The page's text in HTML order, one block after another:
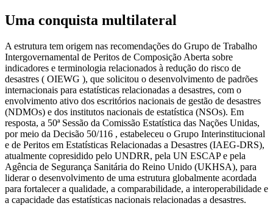
Uma conquista multilateral
A estrutura tem origem nas recomendações do Grupo de Trabalho
Intergovernamental de Peritos de Composição Aberta sobre
indicadores e terminologia relacionados à redução do risco de
desastres ( OIEWG ), que solicitou o desenvolvimento de padrões
internacionais para estatísticas relacionadas a desastres, com o
envolvimento ativo dos escritórios nacionais de gestão de desastres
(NDMOs) e dos institutos nacionais de estatística (NSOs). Em
resposta, a 50ª Sessão da Comissão Estatística das Nações Unidas,
por meio da Decisão 50/116 , estabeleceu o Grupo Interinstitucional
e de Peritos em Estatísticas Relacionadas a Desastres (IAEG-DRS),
atualmente copresidido pelo UNDRR, pela UN ESCAP e pela
Agência de Segurança Sanitária do Reino Unido (UKHSA), para
liderar o desenvolvimento de uma estrutura globalmente acordada
para fortalecer a qualidade, a comparabilidade, a interoperabilidade e
a capacidade das estatísticas nacionais relacionadas a desastres.